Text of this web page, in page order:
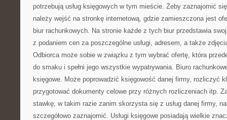
potrzebują usług księgowych w tym mieście. Żeby zaznajomić
należy wejść na stronkę internetową, gdzie zamieszczona jest
biur rachunkowych. Na stronie każde z tych biur przedstawia
z podaniem cen za poszczególne usługi, adresem, a także
Odbiorca może sobie w związku z tym wybrać ofertę, która
do smaku i spełni jego wszystkie wypatrywania. Biuro
księgowe. Może poprowadzić księgowość danej firmy, rozliczyć
przygotować dokumenty celowe przy różnych rozliczeniach itp.
stawkę, w takim razie zanim skorzysta się z usług danej firmy,
szczegółowo zaznajomić. Usługi księgowe posiadają wielkie